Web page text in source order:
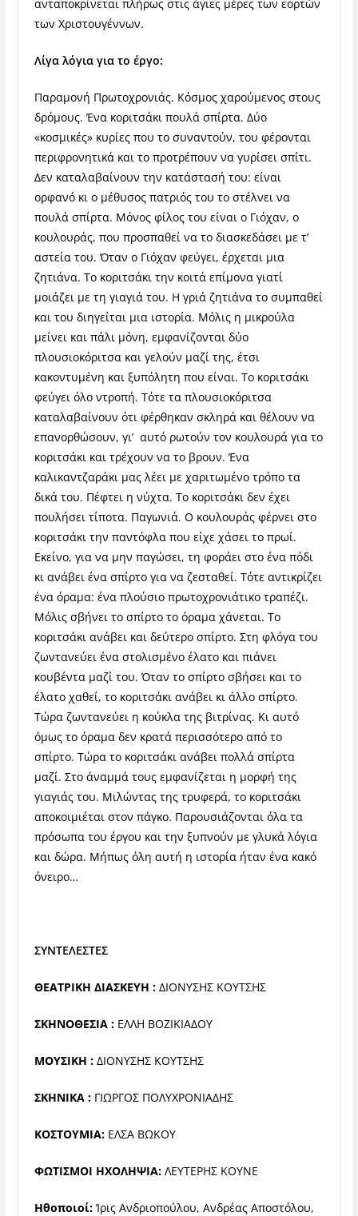
ανταποκρίνεται πλήρως στις άγιες μέρες των εορτών
των Χριστουγέννων.
Λίγα λόγια για το έργο:
Παραμονή Πρωτοχρονιάς. Κόσμος χαρούμενος στους
δρόμους. Ένα κοριτσάκι πουλά σπίρτα. Δύο
«κοσμικές» κυρίες που το συναντούν, του φέρονται
περιφρονητικά και το προτρέπουν να γυρίσει σπίτι.
Δεν καταλαβαίνουν την κατάστασή του: είναι
ορφανό κι ο μέθυσος πατριός του το στέλνει να
πουλά σπίρτα. Μόνος φίλος του είναι ο Γιόχαν, ο
κουλουράς, που προσπαθεί να το διασκεδάσει με τ’
αστεία του. Όταν ο Γιόχαν φεύγει, έρχεται μια
ζητιάνα. Το κοριτσάκι την κοιτά επίμονα γιατί
μοιάζει με τη γιαγιά του. Η γριά ζητιάνα το συμπαθεί
και του διηγείται μια ιστορία. Μόλις η μικρούλα
μείνει και πάλι μόνη, εμφανίζονται δύο
πλουσιοκόριτσα και γελούν μαζί της, έτσι
κακοντυμένη και ξυπόλητη που είναι. Το κοριτσάκι
φεύγει όλο ντροπή. Τότε τα πλουσιοκόριτσα
καταλαβαίνουν ότι φέρθηκαν σκληρά και θέλουν να
επανορθώσουν, γι’ αυτό ρωτούν τον κουλουρά για το
κοριτσάκι και τρέχουν να το βρουν. Ένα
καλικαντζαράκι μας λέει με χαριτωμένο τρόπο τα
δικά του. Πέφτει η νύχτα. Το κοριτσάκι δεν έχει
πουλήσει τίποτα. Παγωνιά. Ο κουλουράς φέρνει στο
κοριτσάκι την παντόφλα που είχε χάσει το πρωί.
Εκείνο, για να μην παγώσει, τη φοράει στο ένα πόδι
κι ανάβει ένα σπίρτο για να ζεσταθεί. Τότε αντικρίζει
ένα όραμα: ένα πλούσιο πρωτοχρονιάτικο τραπέζι.
Μόλις σβήνει το σπίρτο το όραμα χάνεται. Το
κοριτσάκι ανάβει και δεύτερο σπίρτο. Στη φλόγα του
ζωντανεύει ένα στολισμένο έλατο και πιάνει
κουβέντα μαζί του. Όταν το σπίρτο σβήσει και το
έλατο χαθεί, το κοριτσάκι ανάβει κι άλλο σπίρτο.
Τώρα ζωντανεύει η κούκλα της βιτρίνας. Κι αυτό
όμως το όραμα δεν κρατά περισσότερο από το
σπίρτο. Τώρα το κοριτσάκι ανάβει πολλά σπίρτα
μαζί. Στο άναμμά τους εμφανίζεται η μορφή της
γιαγιάς του. Μιλώντας της τρυφερά, το κοριτσάκι
αποκοιμιέται στον πάγκο. Παρουσιάζονται όλα τα
πρόσωπα του έργου και την ξυπνούν με γλυκά λόγια
και δώρα. Μήπως όλη αυτή η ιστορία ήταν ένα κακό
όνειρο…
ΣΥΝΤΕΛΕΣΤΕΣ
ΘΕΑΤΡΙΚΗ ΔΙΑΣΚΕΥΗ : ΔΙΟΝΥΣΗΣ ΚΟΥΤΣΗΣ
ΣΚΗΝΟΘΕΣΙΑ : ΕΛΛΗ ΒΟΖΙΚΙΑΔΟΥ
ΜΟΥΣΙΚΗ : ΔΙΟΝΥΣΗΣ ΚΟΥΤΣΗΣ
ΣΚΗΝΙΚΑ : ΓΙΩΡΓΟΣ ΠΟΛΥΧΡΟΝΙΑΔΗΣ
KΟΣΤΟΥΜΙΑ: ΕΛΣΑ ΒΩΚΟΥ
ΦΩΤΙΣΜΟΙ ΗΧΟΛΗΨΙΑ: ΛΕΥΤΕΡΗΣ ΚΟΥΝΕ
Ηθοποιοί: Ίρις Ανδριοπούλου, Ανδρέας Αποστόλου,